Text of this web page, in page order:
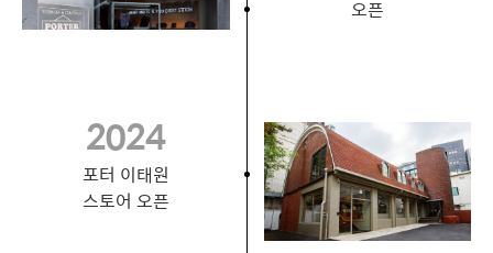
2024
포터 이태원
스토어 오픈
오픈